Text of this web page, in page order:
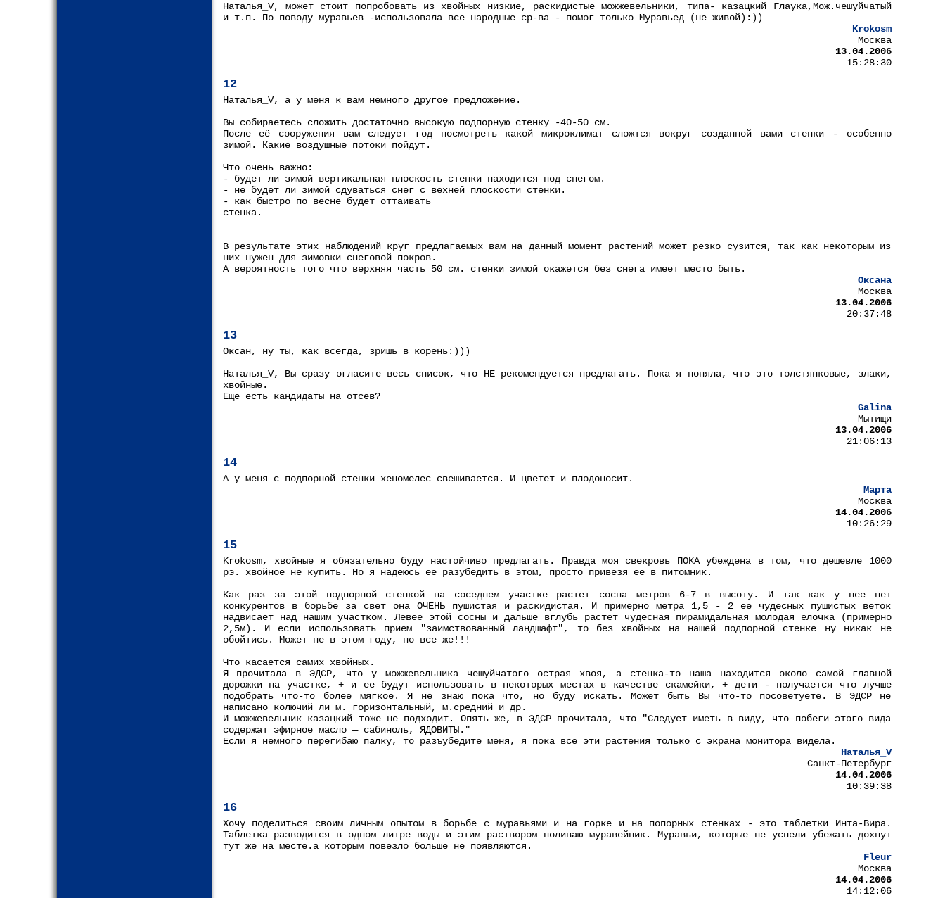
Наталья_V, может стоит попробовать из хвойных низкие, раскидистые можжевельники, типа- казацкий Глаука,Мож.чешуйчатый
и т.п. По поводу муравьев -использовала все народные ср-ва - помог только Муравьед (не живой):))
Krokosm
Москва
13.04.2006
15:28:30
12
Наталья_V, а у меня к вам немного другое предложение.
Вы собираетесь сложить достаточно высокую подпорную стенку -40-50 см.
После её сооружения вам следует год посмотреть какой микроклимат сложтся вокруг созданной вами стенки - особенно
зимой. Какие воздушные потоки пойдут.
Что очень важно:
- будет ли зимой вертикальная плоскость стенки находится под снегом.
- не будет ли зимой сдуваться снег с вехней плоскости стенки.
- как быстро по весне будет оттаивать
стенка.
В результате этих наблюдений круг предлагаемых вам на данный момент растений может резко сузится, так как некоторым из
них нужен для зимовки снеговой покров.
А вероятность того что верхняя часть 50 см. стенки зимой окажется без снега имеет место быть.
Оксана
Москва
13.04.2006
20:37:48
13
Оксан, ну ты, как всегда, зришь в корень:)))
Наталья_V, Вы сразу огласите весь список, что НЕ рекомендуется предлагать. Пока я поняла, что это толстянковые, злаки,
хвойные.
Еще есть кандидаты на отсев?
Galina
Мытищи
13.04.2006
21:06:13
14
А у меня с подпорной стенки хеномелес свешивается. И цветет и плодоносит.
Марта
Москва
14.04.2006
10:26:29
15
Krokosm, хвойные я обязательно буду настойчиво предлагать. Правда моя свекровь ПОКА убеждена в том, что дешевле 1000
рэ. хвойное не купить. Но я надеюсь ее разубедить в этом, просто привезя ее в питомник.
Как раз за этой подпорной стенкой на соседнем участке растет сосна метров 6-7 в высоту. И так как у нее нет
конкурентов в борьбе за свет она ОЧЕНЬ пушистая и раскидистая. И примерно метра 1,5 - 2 ее чудесных пушистых веток
надвисает над нашим участком. Левее этой сосны и дальше вглубь растет чудесная пирамидальная молодая елочка (примерно
2,5м). И если использовать прием "заимствованный ландшафт", то без хвойных на нашей подпорной стенке ну никак не
обойтись. Может не в этом году, но все же!!!
Что касается самих хвойных.
Я прочитала в ЭДСР, что у можжевельника чешуйчатого острая хвоя, а стенка-то наша находится около самой главной
дорожки на участке, + и ее будут использовать в некоторых местах в качестве скамейки, + дети - получается что лучше
подобрать что-то более мягкое. Я не знаю пока что, но буду искать. Может быть Вы что-то посоветуете. В ЭДСР не
написано колючий ли м. горизонтальный, м.средний и др.
И можжевельник казацкий тоже не подходит. Опять же, в ЭДСР прочитала, что "Следует иметь в виду, что побеги этого вида
содержат эфирное масло — сабиноль, ЯДОВИТЫ."
Если я немного перегибаю палку, то разъубедите меня, я пока все эти растения только с экрана монитора видела.
Наталья_V
Санкт-Петербург
14.04.2006
10:39:38
16
Хочу поделиться своим личным опытом в борьбе с муравьями и на горке и на попорных стенках - это таблетки Инта-Вира.
Таблетка разводится в одном литре воды и этим раствором поливаю муравейник. Муравьи, которые не успели убежать дохнут
тут же на месте.а которым повезло больше не появляются.
Fleur
Москва
14.04.2006
14:12:06